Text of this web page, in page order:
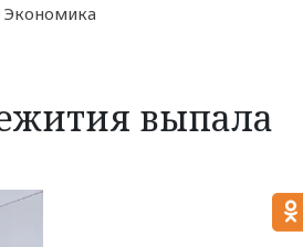
Экономика
выпала